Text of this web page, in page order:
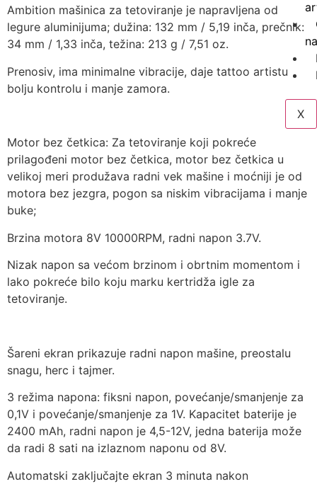
X
Ambition mašinica za tetoviranje je napravljena od
legure aluminijuma; dužina: 132 mm / 5,19 inča, prečnik:
34 mm / 1,33 inča, težina: 213 g / 7,51 oz.
Prenosiv, ima minimalne vibracije, daje tattoo artistu
bolju kontrolu i manje zamora.
Motor bez četkica: Za tetoviranje koji pokreće
prilagođeni motor bez četkica, motor bez četkica u
velikoj meri produžava radni vek mašine i moćniji je od
motora bez jezgra, pogon sa niskim vibracijama i manje
buke;
Brzina motora 8V 10000RPM, radni napon 3.7V.
Nizak napon sa većom brzinom i obrtnim momentom i
lako pokreće bilo koju marku kertridža igle za
tetoviranje.
Šareni ekran prikazuje radni napon mašine, preostalu
snagu, herc i tajmer.
3 režima napona: fiksni napon, povećanje/smanjenje za
0,1V i povećanje/smanjenje za 1V. Kapacitet baterije je
2400 mAh, radni napon je 4,5-12V, jedna baterija može
da radi 8 sati na izlaznom naponu od 8V.
Automatski zaključajte ekran 3 minuta nakon